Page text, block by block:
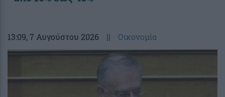
13:09, 7 Αυγούστου 2026 || Οικονομία